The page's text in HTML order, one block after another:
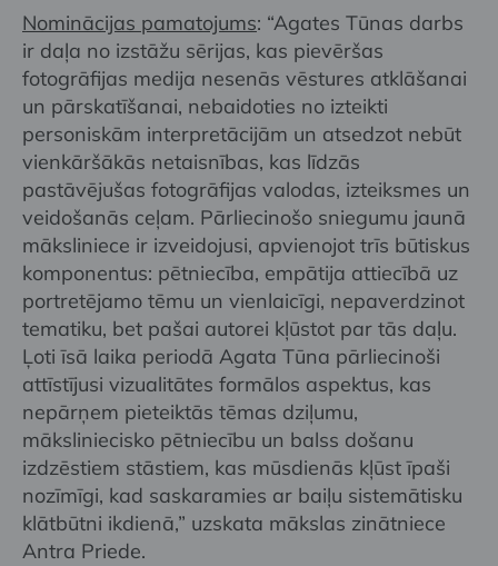
Nominācijas pamatojums: “Agates Tūnas darbs
ir daļa no izstāžu sērijas, kas pievēršas
fotogrāfijas medija nesenās vēstures atklāšanai
un pārskatīšanai, nebaidoties no izteikti
personiskām interpretācijām un atsedzot nebūt
vienkāršākās netaisnības, kas līdzās
pastāvējušas fotogrāfijas valodas, izteiksmes un
veidošanās ceļam. Pārliecinošo sniegumu jaunā
māksliniece ir izveidojusi, apvienojot trīs būtiskus
komponentus: pētniecība, empātija attiecībā uz
portretējamo tēmu un vienlaicīgi, nepaverdzinot
tematiku, bet pašai autorei kļūstot par tās daļu.
Ļoti īsā laika periodā Agata Tūna pārliecinoši
attīstījusi vizualitātes formālos aspektus, kas
nepārņem pieteiktās tēmas dziļumu,
māksliniecisko pētniecību un balss došanu
izdzēstiem stāstiem, kas mūsdienās kļūst īpaši
nozīmīgi, kad saskaramies ar baiļu sistemātisku
klātbūtni ikdienā,” uzskata mākslas zinātniece
Antra Priede.